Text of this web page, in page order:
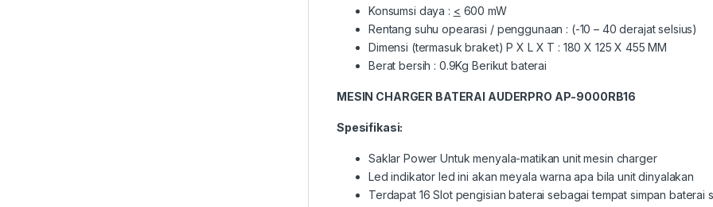
Konsumsi daya : < 600 mW
Rentang suhu opearasi / penggunaan : (-10 – 40 derajat selsius)
Dimensi (termasuk braket) P X L X T : 180 X 125 X 455 MM
Berat bersih : 0.9Kg Berikut baterai
MESIN CHARGER BATERAI AUDERPRO AP-9000RB16
Spesifikasi:
Saklar Power Untuk menyala-matikan unit mesin charger
Led indikator led ini akan meyala warna apa bila unit dinyalakan
Terdapat 16 Slot pengisian baterai sebagai tempat simpan baterai